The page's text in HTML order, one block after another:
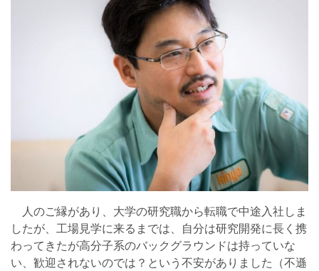
人のご縁があり、大学の研究職から転職で中途入社しま
したが、工場見学に来るまでは、自分は研究開発に長く携
わってきたが高分子系のバックグラウンドは持っていな
い、歓迎されないのでは？という不安がありました（不遜